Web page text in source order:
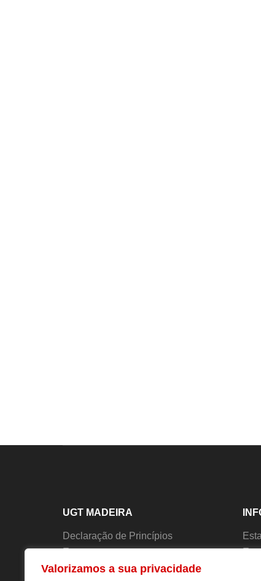
Valorizamos a sua privacidade
UGT MADEIRA
Declaração de Princípios
Estatutos
História